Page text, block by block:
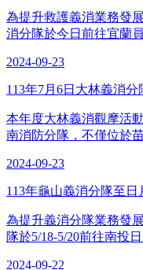
為提升救護義消業務發
消分隊於今日前往宜蘭
2024-09-23
113年7月6日大林義消分
本年度大林義消觀摩活
南消防分隊，不僅位於
2024-09-23
113年龜山義消分隊至
為提升義消分隊業務發
隊於5/18-5/20前往南投
2024-09-22